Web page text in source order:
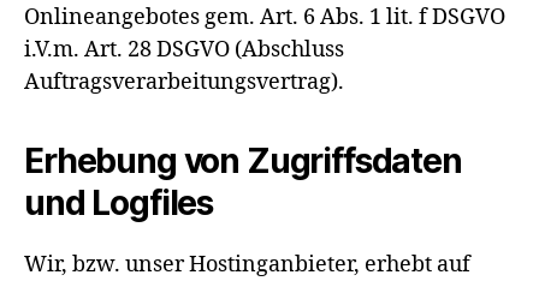
Onlineangebotes gem. Art. 6 Abs. 1 lit. f DSGVO
i.V.m. Art. 28 DSGVO (Abschluss
Auftragsverarbeitungsvertrag).
Erhebung von Zugriffsdaten
und Logfiles
Wir, bzw. unser Hostinganbieter, erhebt auf